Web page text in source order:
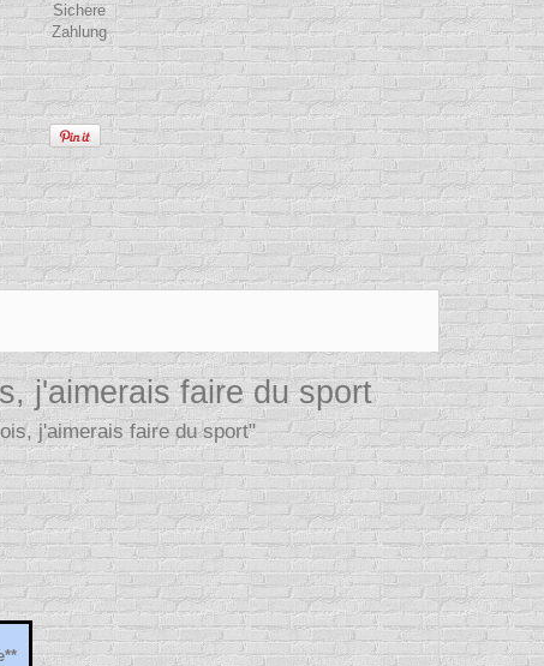
Sichere
Zahlung
j'aimerais faire du sport
j'aimerais faire du sport"